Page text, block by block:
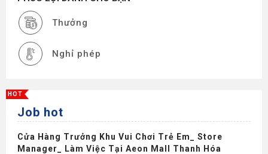
Thưởng
Nghỉ phép
HOT
Job hot
Cửa Hàng Trưởng Khu Vui Chơi Trẻ Em_ Store
Manager_ Làm Việc Tại Aeon Mall Thanh Hóa